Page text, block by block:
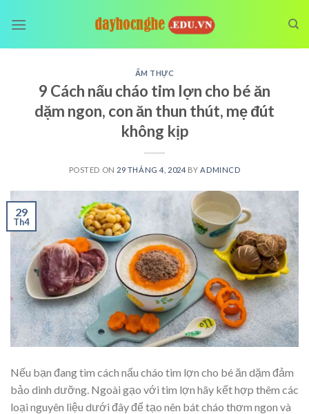
ẨM THỰC
9 Cách nấu cháo tim lợn cho bé ăn
dặm ngon, con ăn thun thút, mẹ đút
không kịp
POSTED ON 29 THÁNG 4, 2024 BY ADMINCD
29
Th4
Nếu bạn đang tìm cách nấu cháo tim lợn cho bé ăn dặm đảm
bảo dinh dưỡng. Ngoài gạo với tim lợn hãy kết hợp thêm các
loại nguyên liệu dưới đây để tạo nên bát cháo thơm ngon và